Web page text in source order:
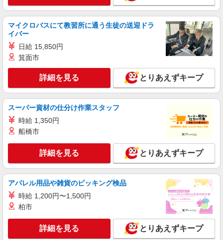
詳細を見る
アルバイト
かつ庵 浜松天王店
ホール・キッチンスタッフ（簡単な接客・調
理・清掃・など）
時給1260円 ※22:00以降：時給1575円 ※高校
生：時給1200円
静岡県浜松市中央区天王1981-9
キープ 詳細を見る
アルバイト パート
すき家 浜松西IC店
すき家の店舗スタッフ（接客・調理・清掃な
ど）
時給1,220円 ※22:00〜翌5:00：時給1,525円 ※
高校生時給1,150円 ※早朝手当（5:00〜9:00）時給
静岡県浜松市中央区湖東町5926-2
キープ 詳細を見る
マイクロバスにて教習所に通う生徒の送迎ドラ
イバー
日給 15,850円
箕面市
詳細を見る とりあえずキープ
スーパー資材の仕分け作業スタッフ
時給 1,350円
船橋市
詳細を見る とりあえずキープ
アパレル用品や雑貨のピッキング検品
時給 1,200円〜1,500円
柏市
詳細を見る とりあえずキープ